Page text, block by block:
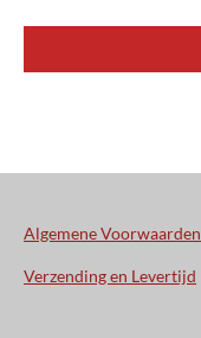
Algemene Voorwaarden
Verzending en Levertijd